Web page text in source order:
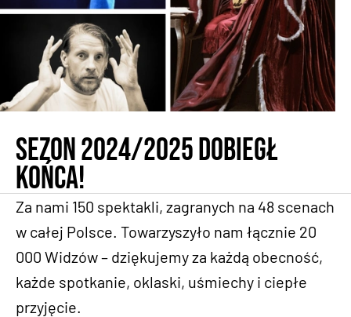
Sezon 2024/2025 dobiegł
końca!
Za nami 150 spektakli, zagranych na 48 scenach
w całej Polsce. Towarzyszyło nam łącznie 20
000 Widzów – dziękujemy za każdą obecność,
każde spotkanie, oklaski, uśmiechy i ciepłe
przyjęcie.